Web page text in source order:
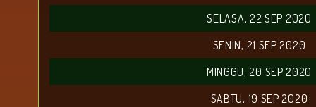
SELASA, 22 SEP 2020
SENIN, 21 SEP 2020
MINGGU, 20 SEP 2020
SABTU, 19 SEP 2020